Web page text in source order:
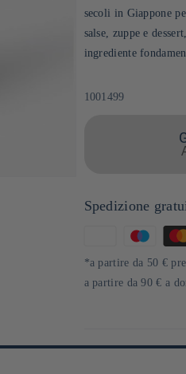
secoli in Giappone
salse, zuppe e
ingrediente
SKU:
1001499
Spedizione
di
pagamento
*a partire da 50 €
a partire da 90 € a